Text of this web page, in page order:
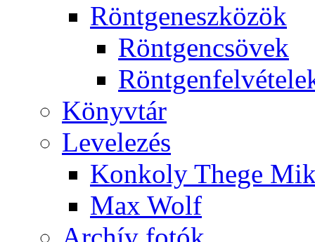
Rönt­gen­esz­kö­zök
Rönt­gen­csö­vek
Könyv­tár
Le­ve­le­zés
Kon­koly The­ge
Max Wolf